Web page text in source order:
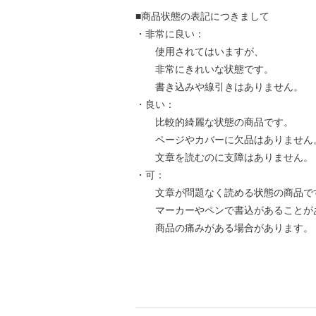
■商品状態の表記につきまして
・非常に良い：
使用されてはいますが、
非常にきれいな状態です。
書き込みや線引きはありません。
・良い：
比較的綺麗な状態の商品です。
ページやカバーに欠品はありません
文章を読むのに支障はありません。
・可：
文章が問題なく読める状態の商品で
マーカーやペンで書込があることが
商品の痛みがある場合があります。